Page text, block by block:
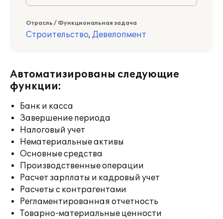
Отрасль / Функциональная задача
Строительство, Девелопмент
Автоматизированы следующие
функции:
Банк и касса
Завершение периода
Налоговый учет
Нематериальные активы
Основные средства
Производственные операции
Расчет зарплаты и кадровый учет
Расчеты с контрагентами
Регламентированная отчетность
Товарно-материальные ценности